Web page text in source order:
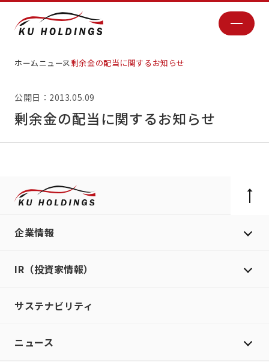
ホームニュース剰余金の配当に関するお知らせ
公開日：2013.05.09
剰余金の配当に関するお知らせ
企業情報
IR（投資家情報）
サステナビリティ
ニュース